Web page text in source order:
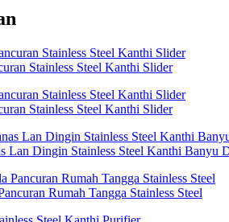
Stainless Steel Kanthi Slider
Stainless Steel Kanthi Slider
Lan Dingin Stainless Steel Kanthi Banyu
Rumah Tangga Stainless Steel